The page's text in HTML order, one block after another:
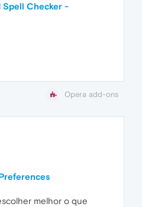
Spell Checker -
Opera add-ons
melhor o que